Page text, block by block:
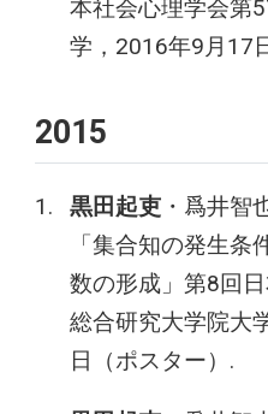
本社会心理学会第
学，2016年9月17
2015
黒田起吏・爲井智
「集合知の発生条
数の形成」第8回
総合研究大学院大
日（ポスター）.